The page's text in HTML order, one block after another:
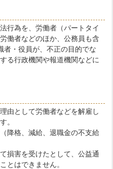
行為を、労働者（パートタイ
働者などのほか、公務員も含
者・役員が、不正の目的でな
る行政機関や報道機関などに
由として労働者などを解雇し
。
降格、減給、退職金の不支給
損害を受けたとして、公益通
とはできません。